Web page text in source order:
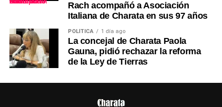
Rach acompañó a Asociación
Italiana de Charata en sus 97 años
POLÍTICA 1 día ago
La concejal de Charata Paola
Gauna, pidió rechazar la reforma
de la Ley de Tierras